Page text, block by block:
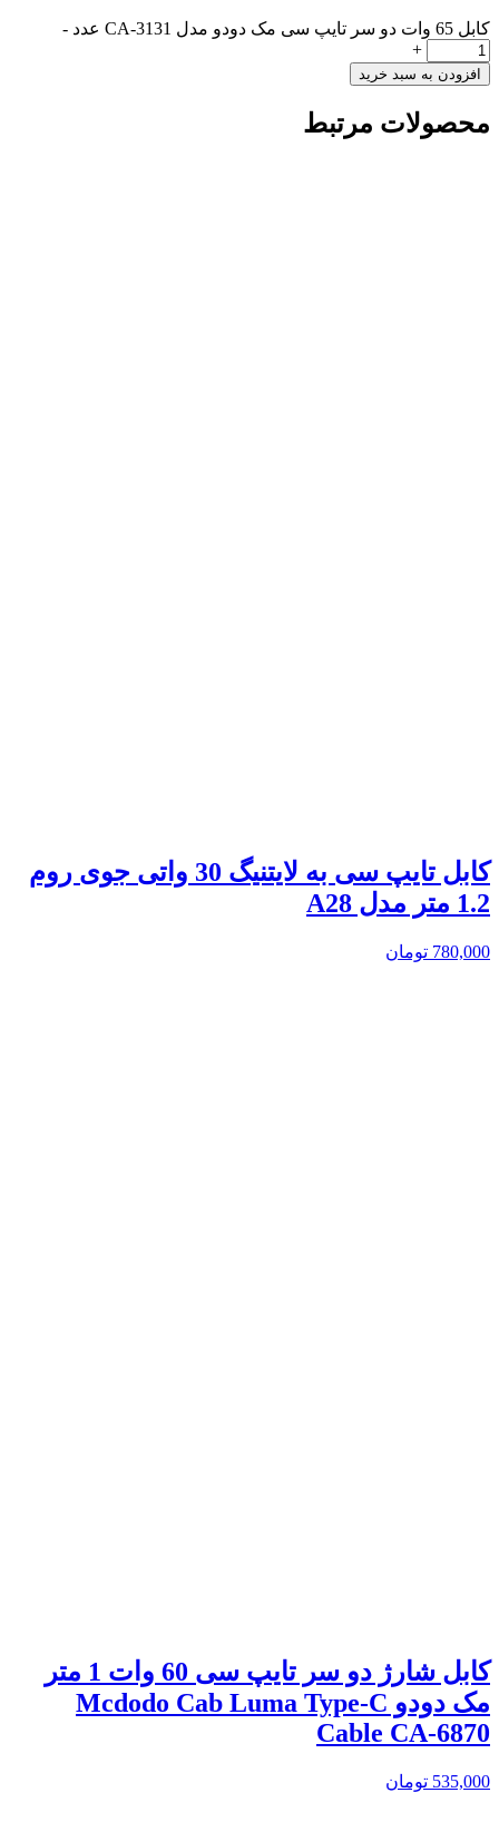
کابل 65 وات دو سر تایپ سی مک دودو مدل CA-3131 عدد
-
+
افزودن به سبد خرید
محصولات مرتبط
کابل تایپ سی به لایتنیگ 30 واتی جوی روم
1.2 متر مدل A28
780,000 تومان
کابل شارژ دو سر تایپ سی 60 وات 1 متر
مک دودو Mcdodo Cab Luma Type-C
Cable CA-6870
535,000 تومان